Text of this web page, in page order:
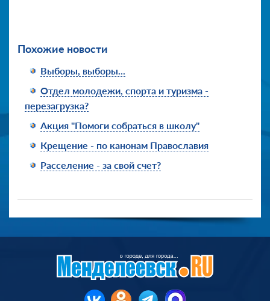
Похожие новости
Выборы, выборы...
Отдел молодежи, спорта и туризма -
перезагрузка?
Акция "Помоги собраться в школу"
Крещение - по канонам Православия
Расселение - за свой счет?